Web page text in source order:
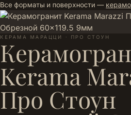
Все форматы и поверхности —
КЕРАМА МАРАЦЦИ · ПРО СТОУН
Kerama
Про Стоун